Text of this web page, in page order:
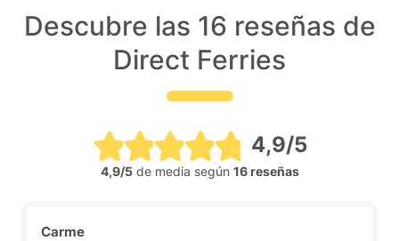
Descubre las 16 reseñas de
Direct Ferries
4,9/5
4,9/5de media según 16 reseñas
Carme